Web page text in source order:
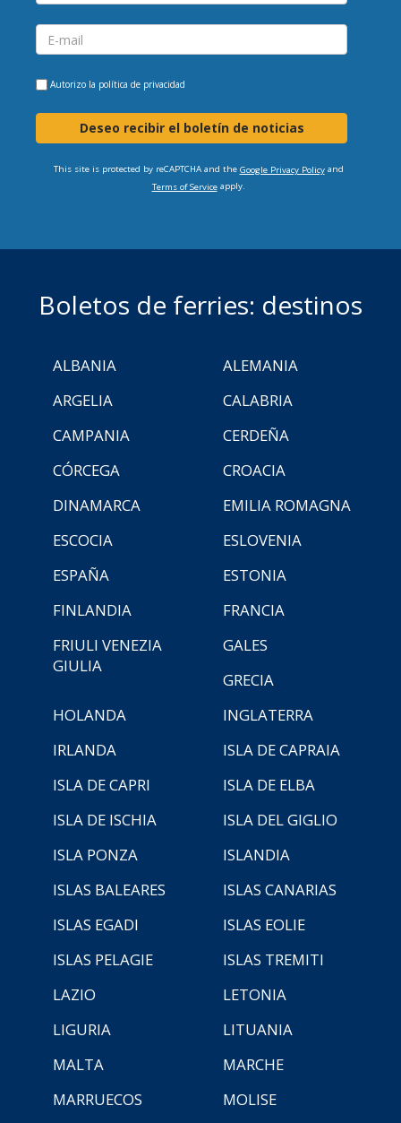
Autorizo la política de privacidad
Deseo recibir el boletín de noticias
This site is protected by reCAPTCHA and the Google Privacy Policyand
Terms of Serviceapply.
Boletos de ferries: destinos
ALBANIA
ALEMANIA
ARGELIA
CALABRIA
CAMPANIA
CERDEÑA
CÓRCEGA
CROACIA
DINAMARCA
EMILIA ROMAGNA
ESCOCIA
ESLOVENIA
ESPAÑA
ESTONIA
FINLANDIA
FRANCIA
FRIULI VENEZIA
GIULIA
GALES
GRECIA
HOLANDA
INGLATERRA
IRLANDA
ISLA DE CAPRAIA
ISLA DE CAPRI
ISLA DE ELBA
ISLA DE ISCHIA
ISLA DEL GIGLIO
ISLA PONZA
ISLANDIA
ISLAS BALEARES
ISLAS CANARIAS
ISLAS EGADI
ISLAS EOLIE
ISLAS PELAGIE
ISLAS TREMITI
LAZIO
LETONIA
LIGURIA
LITUANIA
MALTA
MARCHE
MARRUECOS
MOLISE